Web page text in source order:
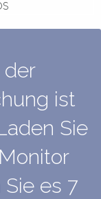
der
ist
Sie
es 7